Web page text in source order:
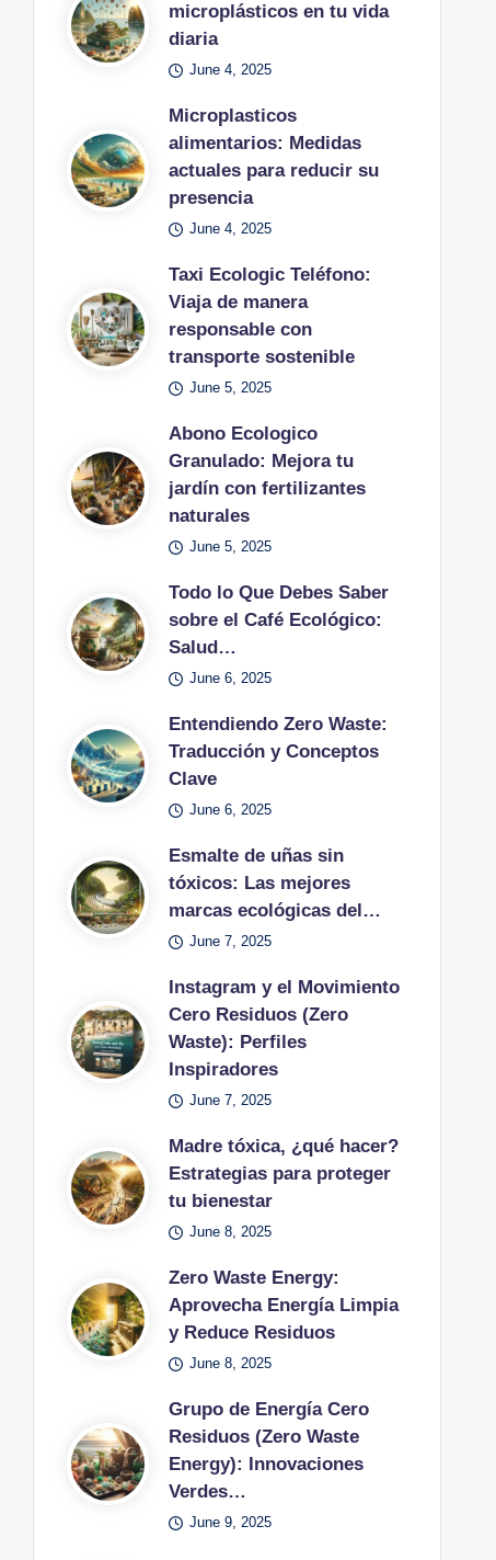
microplásticos en tu vida
diaria
June 4, 2025
Microplasticos
alimentarios: Medidas
actuales para reducir su
presencia
June 4, 2025
Taxi Ecologic Teléfono:
Viaja de manera
responsable con
transporte sostenible
June 5, 2025
Abono Ecologico
Granulado: Mejora tu
jardín con fertilizantes
naturales
June 5, 2025
Todo lo Que Debes Saber
sobre el Café Ecológico:
Salud…
June 6, 2025
Entendiendo Zero Waste:
Traducción y Conceptos
Clave
June 6, 2025
Esmalte de uñas sin
tóxicos: Las mejores
marcas ecológicas del…
June 7, 2025
Instagram y el Movimiento
Cero Residuos (Zero
Waste): Perfiles
Inspiradores
June 7, 2025
Madre tóxica, ¿qué hacer?
Estrategias para proteger
tu bienestar
June 8, 2025
Zero Waste Energy:
Aprovecha Energía Limpia
y Reduce Residuos
June 8, 2025
Grupo de Energía Cero
Residuos (Zero Waste
Energy): Innovaciones
Verdes…
June 9, 2025